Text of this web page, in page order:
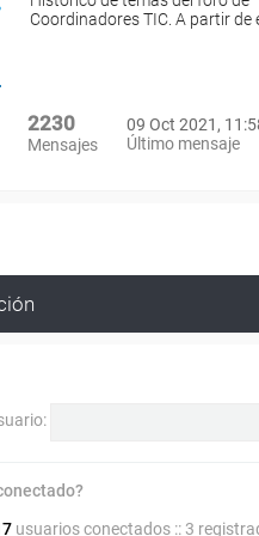
Coordinadores TIC. A partir de
2230
Mensajes
09 Oct 2021,
Último mensaje
usuarios conectados :: 3